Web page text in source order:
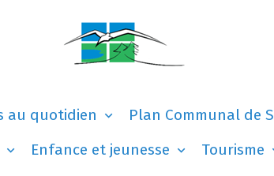
au quotidien Plan Communal de
Enfance et jeunesse Tourisme